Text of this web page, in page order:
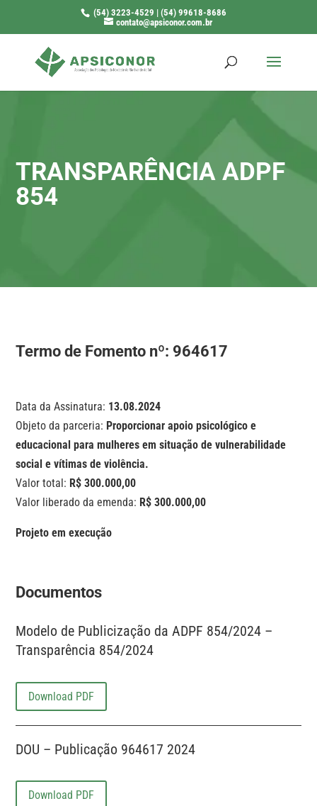
(54) 3223-4529 | (54) 99618-8686
contato@apsiconor.com.br
TRANSPARÊNCIA ADPF
854
Termo de Fomento nº: 964617
Data da Assinatura: 13.08.2024
Objeto da parceria: Proporcionar apoio psicológico e
educacional para mulheres em situação de vulnerabilidade
social e vítimas de violência.
Valor total: R$ 300.000,00
Valor liberado da emenda: R$ 300.000,00
Projeto em execução
Documentos
Modelo de Publicização da ADPF 854/2024 –
Transparência 854/2024
Download PDF
DOU – Publicação 964617 2024
Download PDF